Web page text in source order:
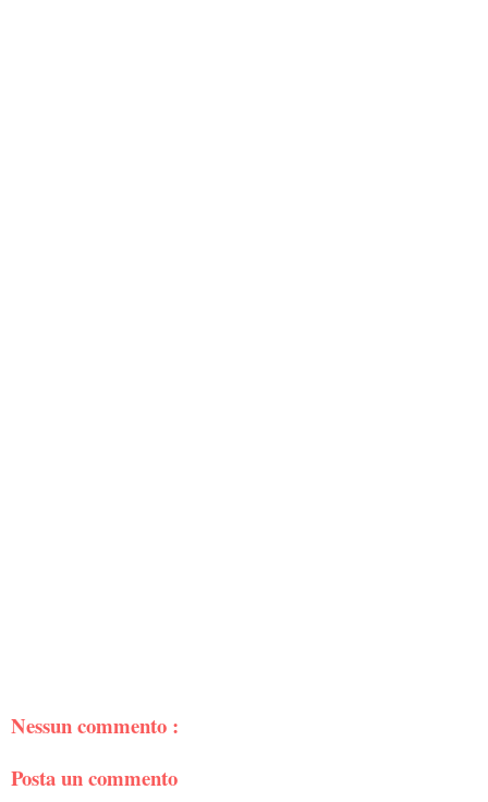
Nessun commento :
Posta un commento